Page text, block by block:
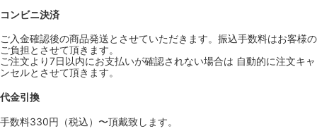
コンビニ決済
ご入金確認後の商品発送とさせていただきます。振込手数料はお客様の
ご負担とさせて頂きます。
ご注文より7日以内にお支払いが確認されない場合は 自動的に注文キャ
ンセルとさせて頂きます。
代金引換
手数料330円（税込）〜頂戴致します。